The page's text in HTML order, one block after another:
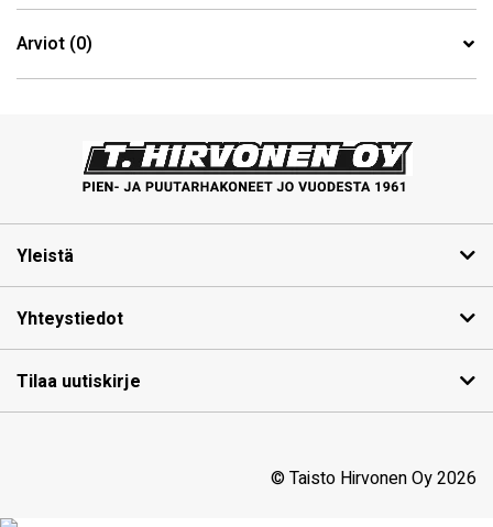
Arviot (0)
Yleistä
Yhteystiedot
Tilaa uutiskirje
© Taisto Hirvonen Oy 2026